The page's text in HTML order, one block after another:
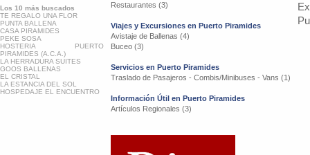
Los 10 más buscados
TE REGALO UNA FLOR
PUNTA BALLENA
CASA PIRAMIDES
PEKE SOSA
HOSTERIA PUERTO
PIRAMIDES (A.C.A.)
LA HERRADURA SUITES
GOOS BALLENAS
EL CRISTAL
LA ESTANCIA DEL SOL
HOSPEDAJE EL ENCUENTRO
Restaurantes (3)
Viajes y Excursiones en Puerto Piramides
Avistaje de Ballenas (4)
Buceo (3)
Servicios en Puerto Piramides
Traslado de Pasajeros - Combis/Minibuses - Vans (1)
Información Útil en Puerto Piramides
Artículos Regionales (3)